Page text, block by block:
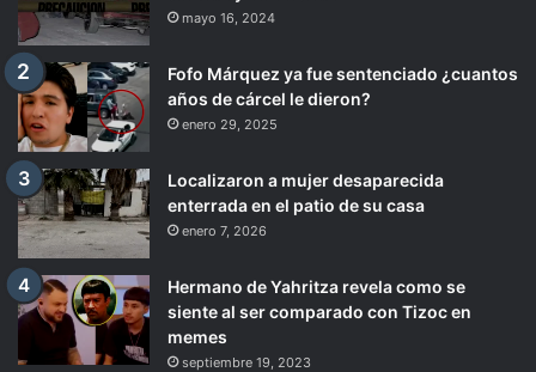
mayo 16, 2024
Fofo Márquez ya fue sentenciado ¿cuantos
años de cárcel le dieron?
enero 29, 2025
Localizaron a mujer desaparecida
enterrada en el patio de su casa
enero 7, 2026
Hermano de Yahritza revela como se
siente al ser comparado con Tizoc en
memes
septiembre 19, 2023